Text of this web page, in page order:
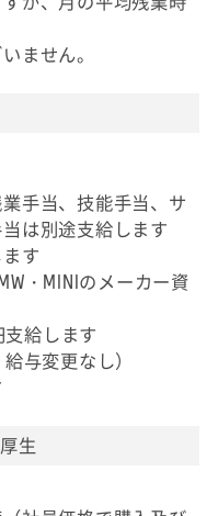
ません。
手当、技能手当、サ
は別途支給します
す
・MINIのメーカー資
給します
与変更なし）
生